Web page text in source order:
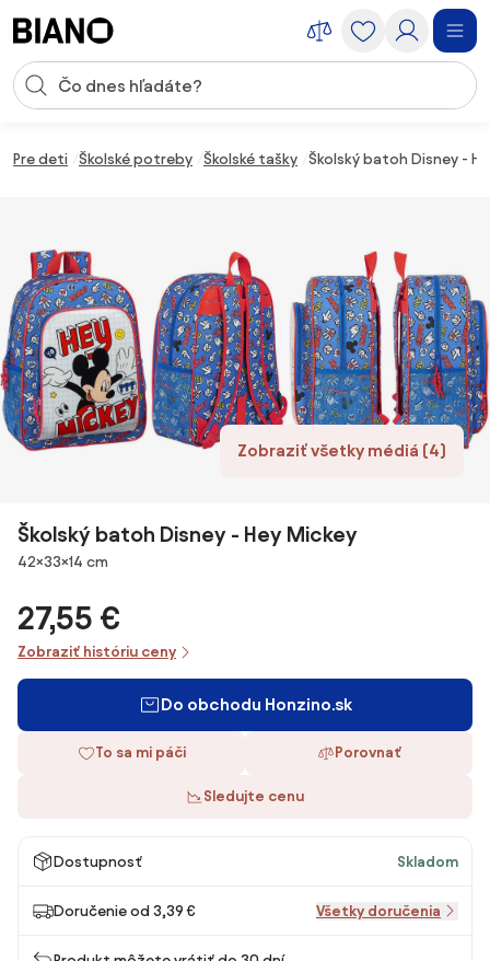
Vstup pre vyhľadávanie
Pre deti Školské potreby Školské tašky Školský batoh Disney -
Zobraziť všetky médiá (4)
Školský batoh Disney - Hey Mickey
Rozmery
42×33×14 cm
27,55 €
Zobraziť históriu ceny
Do obchodu Honzino.sk
To sa mi páči Porovnať
Sledujte cenu
Dostupnosť Skladom
Doručenie od 3,39 € Všetky doručenia